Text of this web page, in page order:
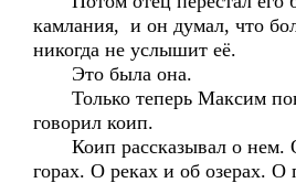
камлания, и он думал, что
никогда не услышит её.
Это была она.
Только теперь Максим
говорил коип.
Коип рассказывал о нем.
горах. О реках и об озерах. О